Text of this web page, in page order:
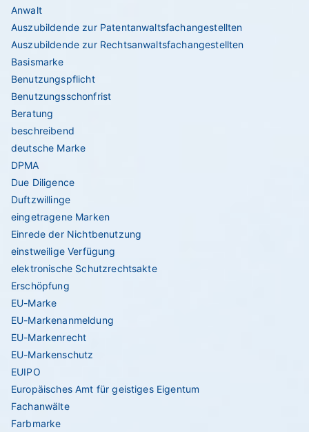
Anwalt
Auszubildende zur Patentanwaltsfachangestellten
Auszubildende zur Rechtsanwaltsfachangestellten
Basismarke
Benutzungspflicht
Benutzungsschonfrist
Beratung
beschreibend
deutsche Marke
DPMA
Due Diligence
Duftzwillinge
eingetragene Marken
Einrede der Nichtbenutzung
einstweilige Verfügung
elektronische Schutzrechtsakte
Erschöpfung
EU-Marke
EU-Markenanmeldung
EU-Markenrecht
EU-Markenschutz
EUIPO
Europäisches Amt für geistiges Eigentum
Fachanwälte
Farbmarke